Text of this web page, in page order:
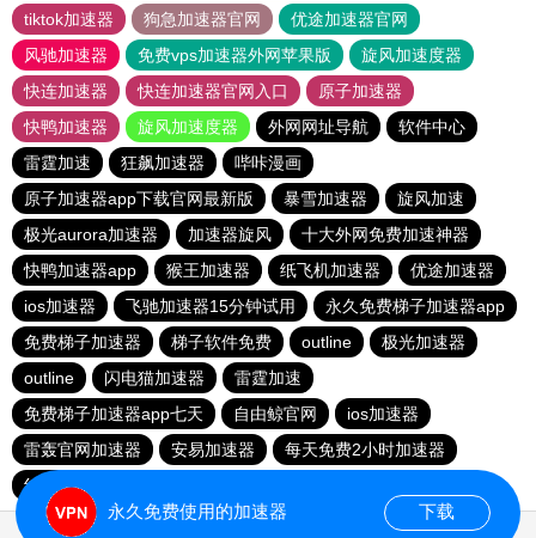
tiktok加速器
狗急加速器官网
优途加速器官网
风驰加速器
免费vps加速器外网苹果版
旋风加速度器
快连加速器
快连加速器官网入口
原子加速器
快鸭加速器
旋风加速度器 外网网址导航
软件中心
雷霆加速
狂飙加速器
哔咔漫画
原子加速器app下载官网最新版
暴雪加速器
旋风加速
极光aurora加速器
加速器旋风
十大外网免费加速神器
快鸭加速器app
猴王加速器 纸飞机加速器
优途加速器
ios加速器
飞驰加速器15分钟试用
永久免费梯子加速器app
免费梯子加速器
梯子软件免费 outline
极光加速器
outline
闪电猫加速器
雷霆加速
免费梯子加速器app七天
自由鲸官网
ios加速器
雷轰官网加速器
安易加速器
每天免费2小时加速器
红海pro加速器
永久免费使用的加速器 下载